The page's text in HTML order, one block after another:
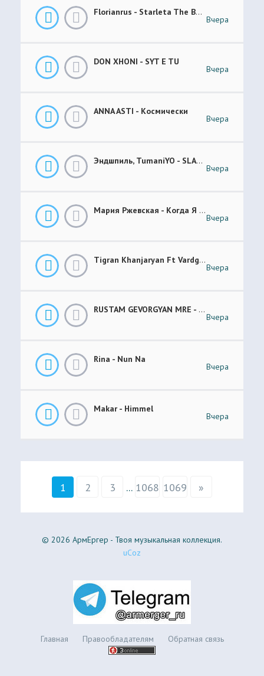
Florianrus - Starleta The Bar Session
Вчера
DON XHONI - SYT E TU
Вчера
ANNA ASTI - Космически
Вчера
Эндшпиль, TumaniYO - SLANG
Вчера
Мария Ржевская - Когда Я Стану Кошкой (Future Garage Remix)
Вчера
Tigran Khanjaryan Ft Vardges - Pap Jan
Вчера
RUSTAM GEVORGYAN MRE - GAR XOROVATC
Вчера
Rina - Nun Na
Вчера
Makar - Himmel
Вчера
1 2 3 ... 1068 1069 »
© 2026 АрмЕргер - Твоя музыкальная коллекция.
uCoz
Главная Правообладателям Обратная связь